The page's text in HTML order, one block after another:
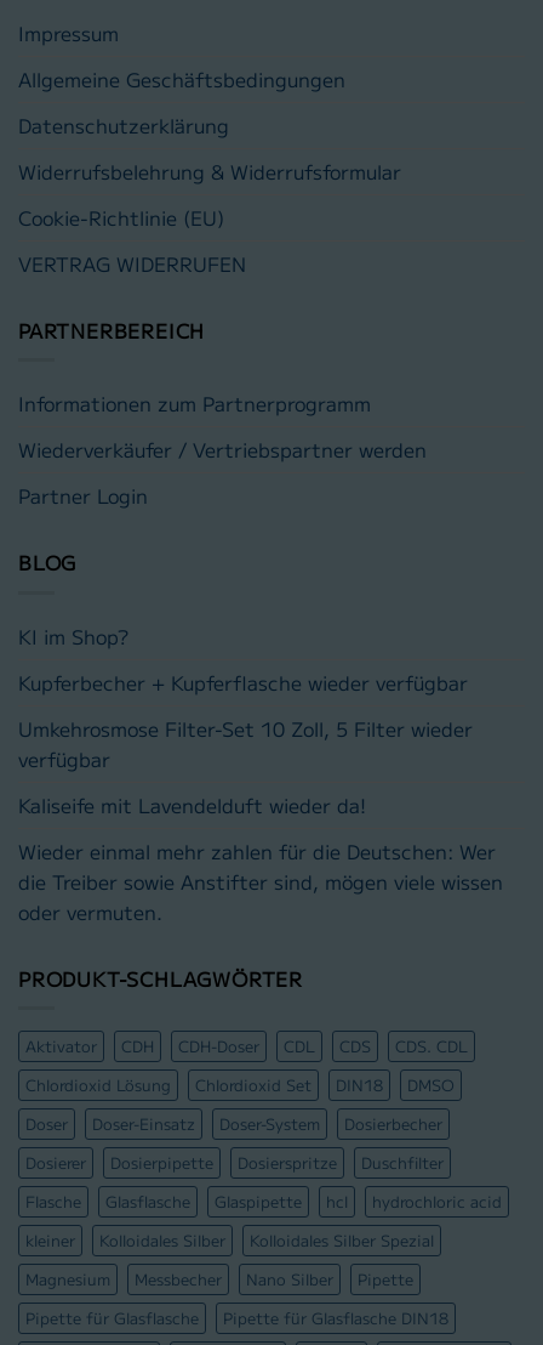
Impressum
Allgemeine Geschäftsbedingungen
Datenschutzerklärung
Widerrufsbelehrung & Widerrufsformular
Cookie-Richtlinie (EU)
VERTRAG WIDERRUFEN
PARTNERBEREICH
Informationen zum Partnerprogramm
Wiederverkäufer / Vertriebspartner werden
Partner Login
BLOG
KI im Shop?
Kupferbecher + Kupferflasche wieder verfügbar
Umkehrosmose Filter-Set 10 Zoll, 5 Filter wieder
verfügbar
Kaliseife mit Lavendelduft wieder da!
Wieder einmal mehr zahlen für die Deutschen: Wer
die Treiber sowie Anstifter sind, mögen viele wissen
oder vermuten.
PRODUKT-SCHLAGWÖRTER
Aktivator CDH CDH-Doser CDL CDS
CDS. CDL
Chlordioxid Lösung
Chlordioxid Set DIN18
DMSO
Doser
Doser-Einsatz Doser-System
Dosierbecher
Dosierer
Dosierpipette Dosierspritze
Duschfilter
Flasche
Glasflasche Glaspipette hcl
hydrochloric acid
kleiner
Kolloidales Silber
Kolloidales Silber Spezial
Magnesium
Messbecher Nano Silber
Pipette
Pipette für Glasflasche
Pipette für Glasflasche DIN18